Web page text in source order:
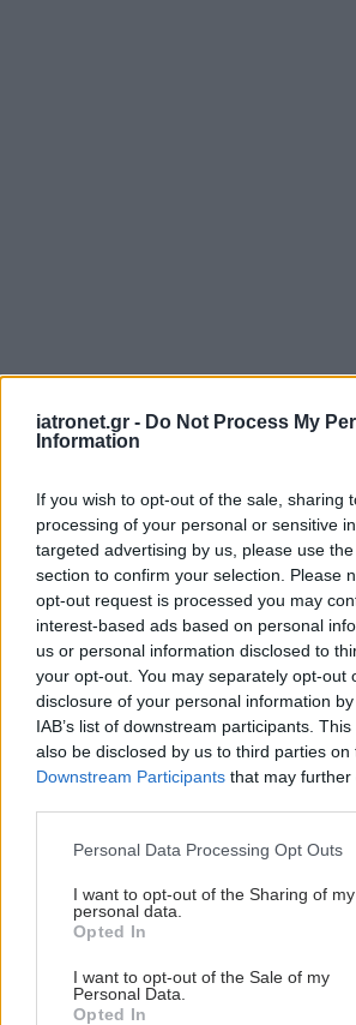
iatronet.gr - Do Not Process My
Information
If you wish to opt-out of the sale, sharing
processing of your personal or sensitive
targeted advertising by us, please use
section to confirm your selection. Please
opt-out request is processed you may
interest-based ads based on personal
us or personal information disclosed to
your opt-out. You may separately opt-out
disclosure of your personal information
IAB’s list of downstream participants.
also be disclosed by us to third parties on
Downstream Participants that may
Please note that this website/app uses
not limited to your visit or usage
grant or deny consent to Google and its
use your data for below specified
consent section.
Personal Data Processing Opt Outs
I want to opt-out of the Sharing of my
personal data.
Opted In
I want to opt-out of the Sale of my
Personal Data.
Opted In